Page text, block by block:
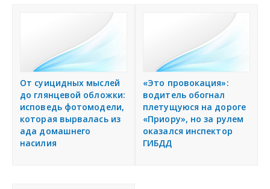
От суицидных мыслей
до глянцевой обложки:
исповедь фотомодели,
которая вырвалась из
ада домашнего
насилия
«Это провокация»:
водитель обогнал
плетущуюся на дороге
«Приору», но за рулем
оказался инспектор
ГИБДД